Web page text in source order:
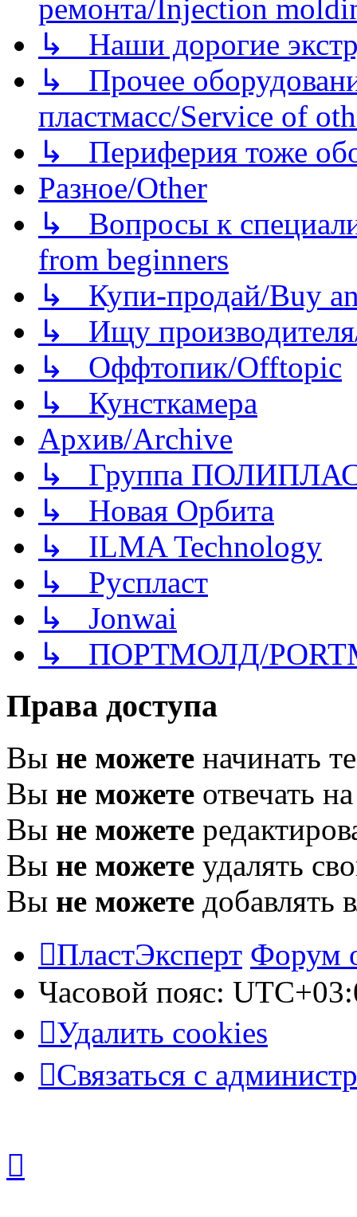
ремонта/Injection
↳ Наши дорогие
↳ Прочее
пластмасс/Service of
↳ Периферия тоже
Разное/Other
↳ Вопросы к
from beginners
↳ Купи-продай/Buy
↳ Ищу
↳ Оффтопик/Offtopic
↳ Кунсткамера
Архив/Archive
↳ Группа
↳ Новая Орбита
↳ ILMA Technology
↳ Руспласт
↳ Jonwai
↳ ПОРТМОЛД/
Права доступа
Вы не можете начинать
Вы не можете отвечать
Вы не можете
Вы не можете удалять
Вы не можете добавлять
ПластЭксперт Форум
Часовой пояс:
Удалить cookies
Связаться с